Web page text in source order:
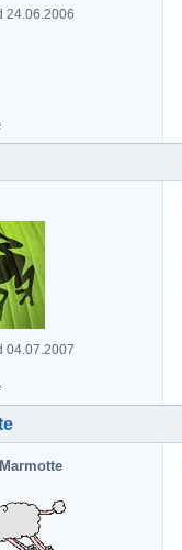
24.06.2006
04.07.2007